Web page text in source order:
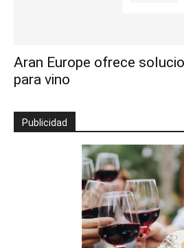
Aran Europe ofrece
para vino
Publicidad